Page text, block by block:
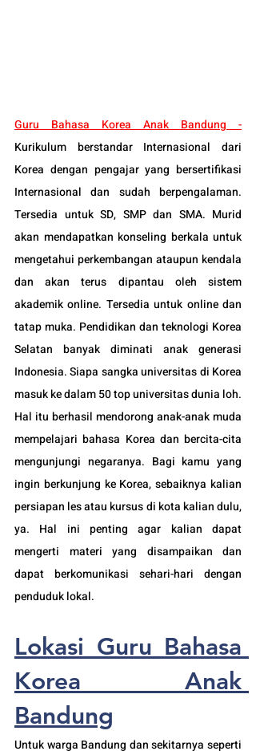
Guru Bahasa Korea Anak Bandung -
Kurikulum berstandar Internasional dari
Korea dengan pengajar yang bersertifikasi
Internasional dan sudah berpengalaman.
Tersedia untuk SD, SMP dan SMA. Murid
akan mendapatkan konseling berkala untuk
mengetahui perkembangan ataupun kendala
dan akan terus dipantau oleh sistem
akademik online. Tersedia untuk online dan
tatap muka. Pendidikan dan teknologi Korea
Selatan banyak diminati anak generasi
Indonesia. Siapa sangka universitas di Korea
masuk ke dalam 50 top universitas dunia loh.
Hal itu berhasil mendorong anak-anak muda
mempelajari bahasa Korea dan bercita-cita
mengunjungi negaranya. Bagi kamu yang
ingin berkunjung ke Korea, sebaiknya kalian
persiapan les atau kursus di kota kalian dulu,
ya. Hal ini penting agar kalian dapat
mengerti materi yang disampaikan dan
dapat berkomunikasi sehari-hari dengan
penduduk lokal.
Lokasi Guru Bahasa
Korea Anak
Bandung